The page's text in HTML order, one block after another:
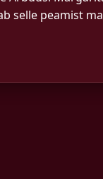
selle peamist